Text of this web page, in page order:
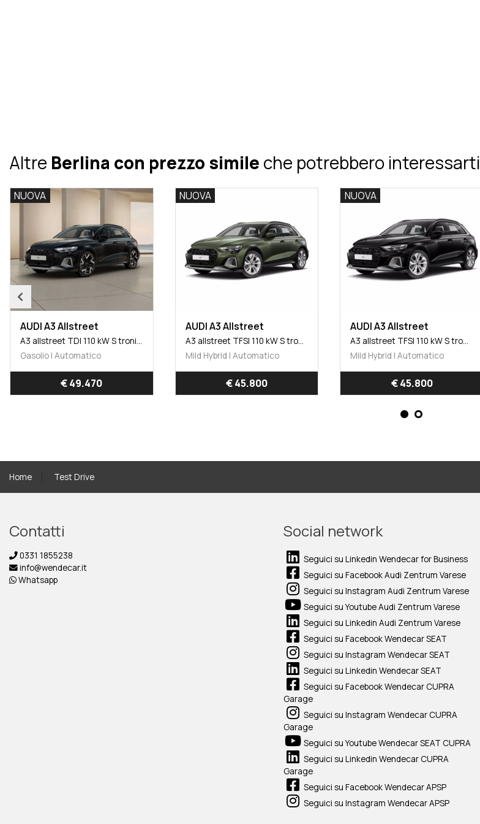
Altre Berlina con prezzo simile che potrebbero interessarti
NUOVA
AUDI A3 Allstreet
A3 allstreet TFSI 110 kW S tronic Business Advanced
Mild Hybrid | Automatico
€ 45.800
NUOVA
AUDI A3 Allstreet
A3 allstreet TFSI 110 kW S tronic Business Advanced
Mild Hybrid | Automatico
€ 45.800
NUOVA
AUDI A3 Allstreet
A3 allstreet TFSI 110 kW S tronic Identity Contrast
Mild Hybrid | Automatico
€ 50.700
Home Test Drive
Contatti
0331 1855238
info@wendecar.it
Whatsapp
Social network
Seguici su Linkedin Wendecar for Business
Seguici su Facebook Audi Zentrum Varese
Seguici su Instagram Audi Zentrum Varese
Seguici su Youtube Audi Zentrum Varese
Seguici su Linkedin Audi Zentrum Varese
Seguici su Facebook Wendecar SEAT
Seguici su Instagram Wendecar SEAT
Seguici su Linkedin Wendecar SEAT
Seguici su Facebook Wendecar CUPRA
Garage
Seguici su Instagram Wendecar CUPRA
Garage
Seguici su Youtube Wendecar SEAT CUPRA
Seguici su Linkedin Wendecar CUPRA
Garage
Seguici su Facebook Wendecar APSP
Seguici su Instagram Wendecar APSP